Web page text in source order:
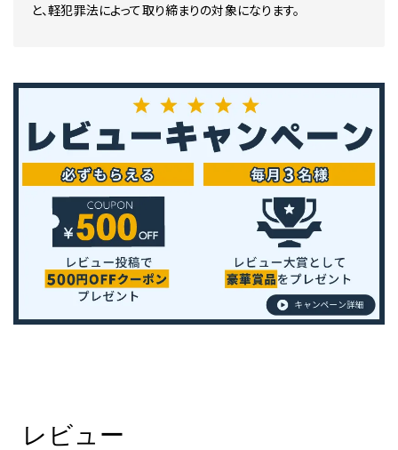
と、軽犯罪法によって取り締まりの対象になります。
レビュー